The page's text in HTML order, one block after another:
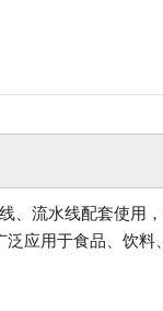
、流水线配套使用
应用于食品、饮料